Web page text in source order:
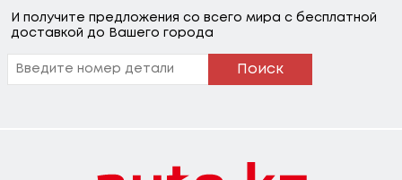
И получите предложения со всего мира с бесплатной
доставкой до Вашего города
Поиск